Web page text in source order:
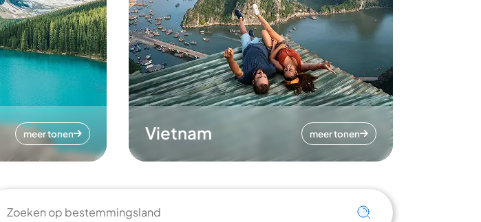
meer tonen Vietnam meer tonen